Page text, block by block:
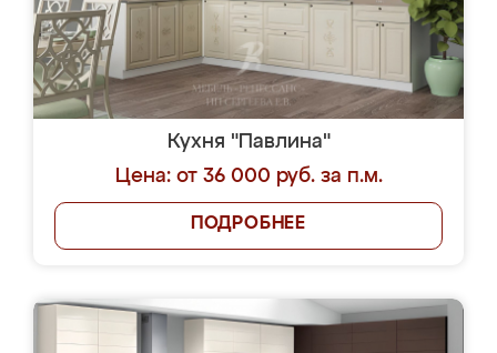
Кухня "Павлина"
Цена: от 36 000 руб. за п.м.
ПОДРОБНЕЕ